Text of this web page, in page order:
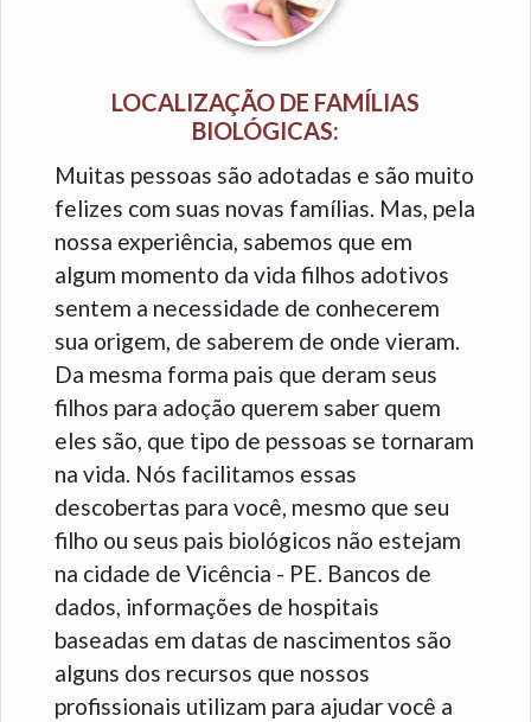
LOCALIZAÇÃO DE FAMÍLIAS
BIOLÓGICAS:
Muitas pessoas são adotadas e são muito
felizes com suas novas famílias. Mas, pela
nossa experiência, sabemos que em
algum momento da vida filhos adotivos
sentem a necessidade de conhecerem
sua origem, de saberem de onde vieram.
Da mesma forma pais que deram seus
filhos para adoção querem saber quem
eles são, que tipo de pessoas se tornaram
na vida. Nós facilitamos essas
descobertas para você, mesmo que seu
filho ou seus pais biológicos não estejam
na cidade de Vicência - PE. Bancos de
dados, informações de hospitais
baseadas em datas de nascimentos são
alguns dos recursos que nossos
profissionais utilizam para ajudar você a